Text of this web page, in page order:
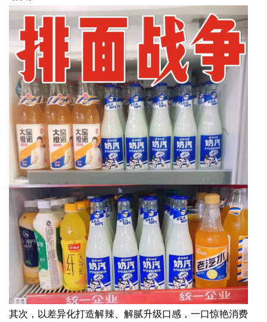
其次，以差异化打造解辣、解腻升级口感，一口惊艳消费